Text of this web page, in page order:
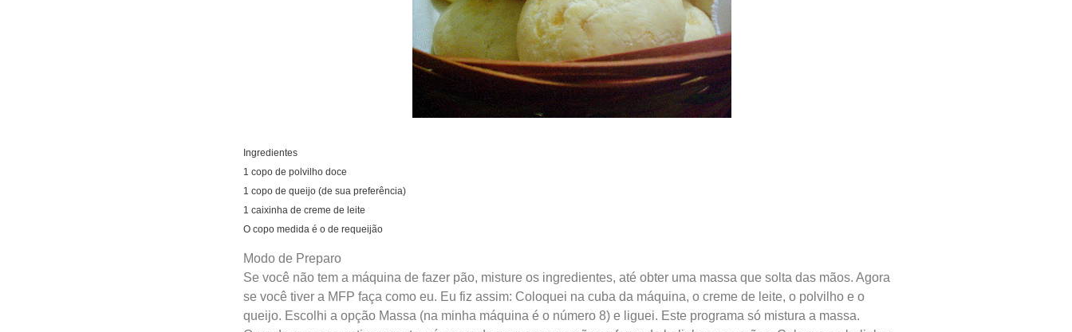
Ingredientes
1 copo de polvilho doce
1 copo de queijo (de sua preferência)
1 caixinha de creme de leite
O copo medida é o de requeijão
Modo de Preparo
Se você não tem a máquina de fazer pão, misture os ingredientes, até obter uma massa que solta das mãos. Agora
se você tiver a MFP faça como eu. Eu fiz assim: Coloquei na cuba da máquina, o creme de leite, o polvilho e o
queijo. Escolhi a opção Massa (na minha máquina é o número 8) e liguei. Este programa só mistura a massa.